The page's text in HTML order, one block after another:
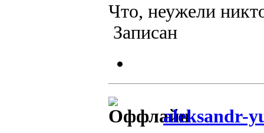
Что, неужели
Записан
aleksandr-